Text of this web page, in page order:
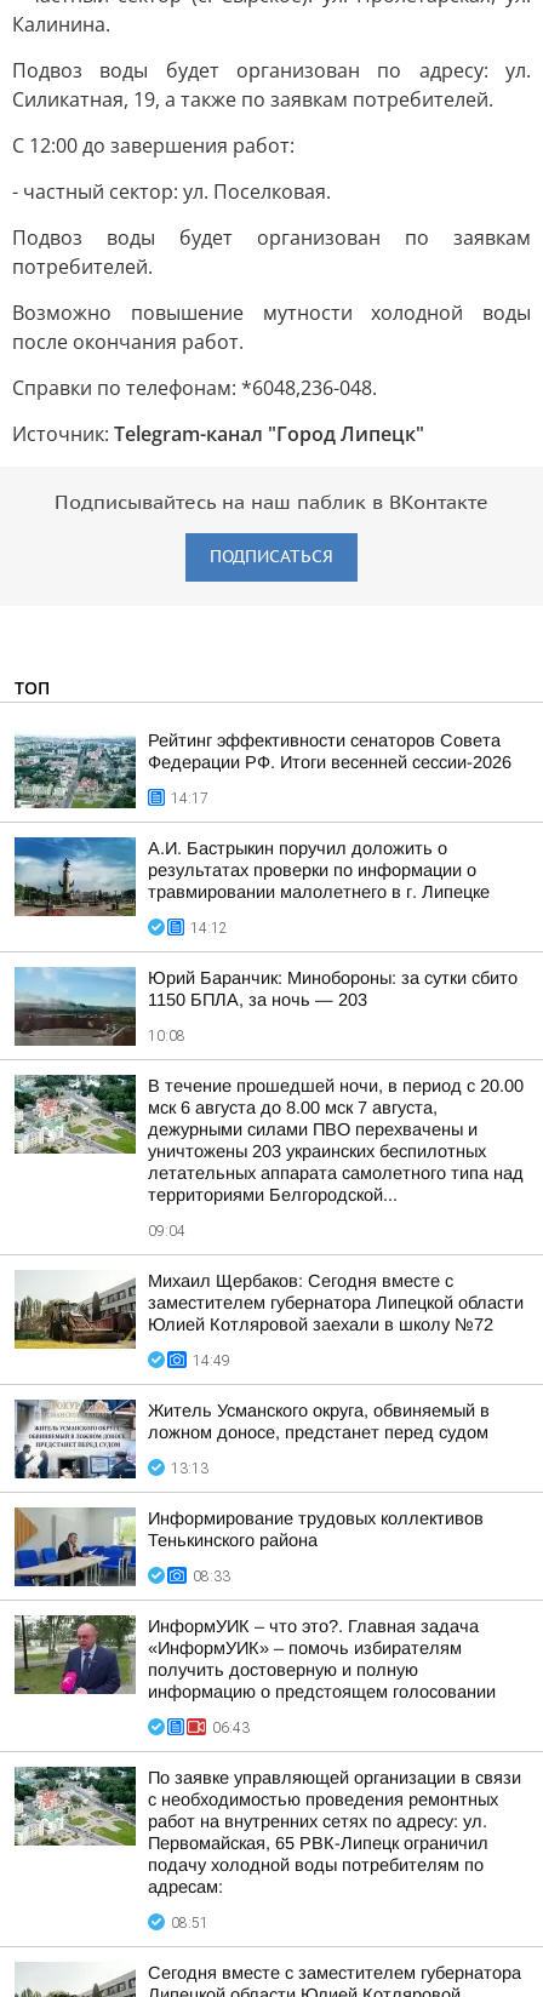
Калинина.
Подвоз воды будет организован по адресу: ул.
Силикатная, 19, а также по заявкам потребителей.
С 12:00 до завершения работ:
- частный сектор: ул. Поселковая.
Подвоз воды будет организован по заявкам
потребителей.
Возможно повышение мутности холодной воды
после окончания работ.
Справки по телефонам: *6048,236-048.
Источник: Telegram-канал "Город Липецк"
Подписывайтесь на наш паблик в ВКонтакте
ПОДПИСАТЬСЯ
ТОП
Рейтинг эффективности сенаторов Совета
Федерации РФ. Итоги весенней сессии-2026
14:17
А.И. Бастрыкин поручил доложить о
результатах проверки по информации о
травмировании малолетнего в г. Липецке
14:12
Юрий Баранчик: Минобороны: за сутки сбито
1150 БПЛА, за ночь — 203
10:08
В течение прошедшей ночи, в период с 20.00
мск 6 августа до 8.00 мск 7 августа,
дежурными силами ПВО перехвачены и
уничтожены 203 украинских беспилотных
летательных аппарата самолетного типа над
территориями Белгородской...
09:04
Михаил Щербаков: Сегодня вместе с
заместителем губернатора Липецкой области
Юлией Котляровой заехали в школу №72
14:49
Житель Усманского округа, обвиняемый в
ложном доносе, предстанет перед судом
13:13
Информирование трудовых коллективов
Тенькинского района
08:33
ИнформУИК – что это?. Главная задача
«ИнформУИК» – помочь избирателям
получить достоверную и полную
информацию о предстоящем голосовании
06:43
По заявке управляющей организации в связи
с необходимостью проведения ремонтных
работ на внутренних сетях по адресу: ул.
Первомайская, 65 РВК-Липецк ограничил
подачу холодной воды потребителям по
адресам:
08:51
Сегодня вместе с заместителем губернатора